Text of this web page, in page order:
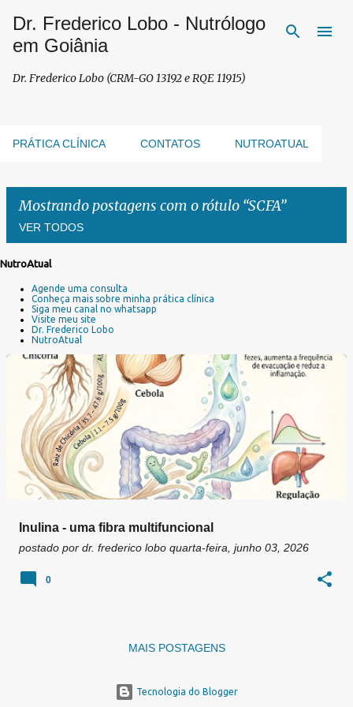
Pular para o conteúdo principal
Dr. Frederico Lobo - Nutrólogo
em Goiânia
Dr. Frederico Lobo (CRM-GO 13192 e RQE 11915)
PRÁTICA CLÍNICA CONTATOS NUTROATUAL
Mostrando postagens com o rótulo SCFA
VER TODOS
g
NutroAtual
Agende uma consulta
Conheça mais sobre minha prática clínica
Siga meu canal no whatsapp
Visite meu site
Dr. Frederico Lobo
NutroAtual
Inulina - uma fibra multifuncional
postado por dr. frederico lobo quarta-feira, junho 03, 2026
0
MAIS POSTAGENS
Tecnologia do Blogger